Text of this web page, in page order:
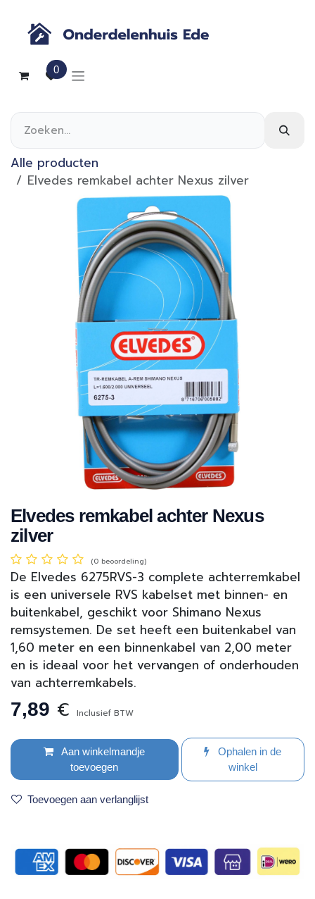
0
Alle producten
Elvedes remkabel achter Nexus zilver
Elvedes remkabel achter Nexus
zilver
(0 beoordeling)
De Elvedes 6275RVS-3 complete achterremkabel
is een universele RVS kabelset met binnen- en
buitenkabel, geschikt voor Shimano Nexus
remsystemen. De set heeft een buitenkabel van
1,60 meter en een binnenkabel van 2,00 meter
en is ideaal voor het vervangen of onderhouden
van achterremkabels.
7,89 € Inclusief BTW
Aan winkelmandje
toevoegen
Ophalen in de
winkel
Toevoegen aan verlanglijst